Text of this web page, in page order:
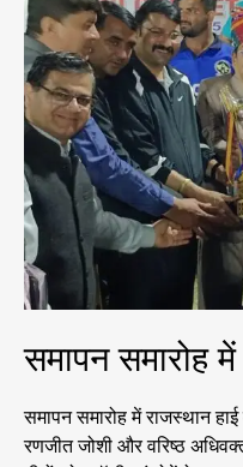
समापन समारोह
समापन समारोह में राजस्थान
रणजीत जोशी और वरिष्ठ